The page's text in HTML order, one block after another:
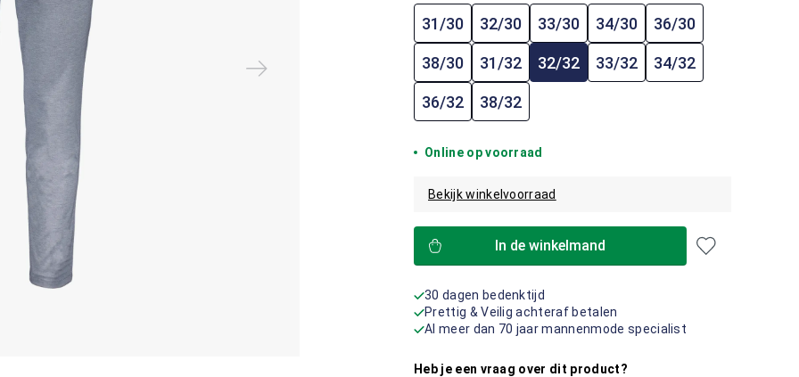
31/30 32/30 33/30 34/30 36/30
38/30 31/32 32/32 33/32 34/32
36/32 38/32
Online op voorraad
Bekijk winkelvoorraad
In de winkelmand
30 dagen bedenktijd
Prettig & Veilig achteraf betalen
Al meer dan 70 jaar mannenmode specialist
Heb je een vraag over dit product?